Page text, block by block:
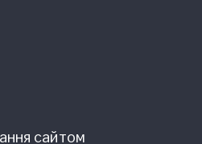
сайтом